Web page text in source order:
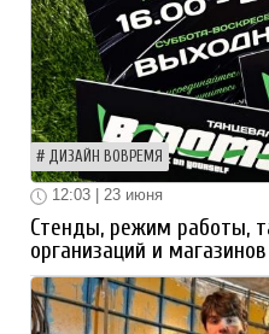
ДИЗАЙН ВОВРЕМЯ
12:03 | 23 июня
Стенды, режим работы,
организаций и